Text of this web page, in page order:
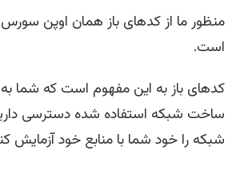
است.
کدهای باز به این مفهوم است که شما
ساخت شبکه استفاده شده دسترسی
شبکه را خود شما با منابع خود آزمایش